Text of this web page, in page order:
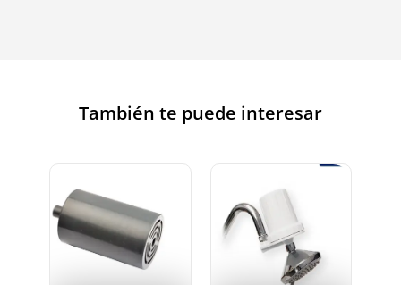
También te puede interesar